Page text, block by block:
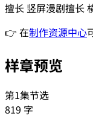
擅长 竖屏漫剧擅长
👉 在制作资源中心
样章预览
第1集节选
819 字